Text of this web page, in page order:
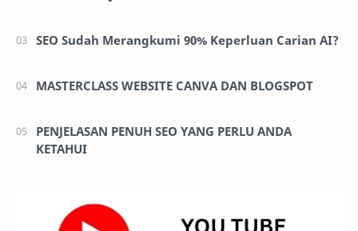
SEO Sudah Merangkumi 90% Keperluan Carian AI?
MASTERCLASS WEBSITE CANVA DAN BLOGSPOT
PENJELASAN PENUH SEO YANG PERLU ANDA
KETAHUI